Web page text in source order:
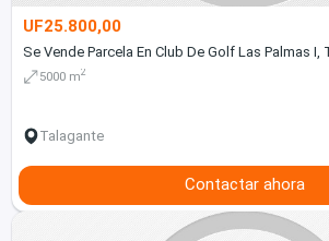
UF25.800,00
Se Vende Parcela En Club De Golf Las Palmas I,
5000 m2
Talagante
Contactar ahora